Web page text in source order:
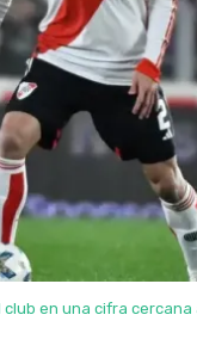
en una cifra